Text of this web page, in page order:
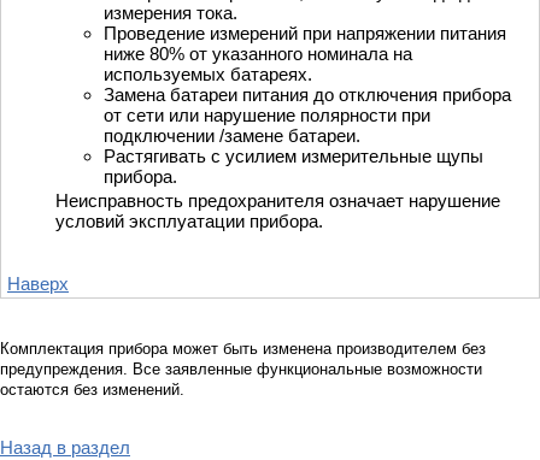
измерения тока.
Проведение измерений при напряжении питания
ниже 80% от указанного номинала на
используемых батареях.
Замена батареи питания до отключения прибора
от сети или нарушение полярности при
подключении /замене батареи.
Растягивать с усилием измерительные щупы
прибора.
Неисправность предохранителя означает нарушение
условий эксплуатации прибора.
Наверх
Комплектация прибора может быть изменена производителем без
предупреждения. Все заявленные функциональные возможности
остаются без изменений.
Назад в раздел